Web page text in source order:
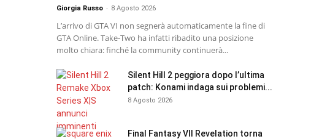
Giorgia Russo - 8 Agosto 2026
L’arrivo di GTA VI non segnerà automaticamente la fine di
GTA Online. Take-Two ha infatti ribadito una posizione
molto chiara: finché la community continuerà...
Silent Hill 2 peggiora dopo l’ultima
patch: Konami indaga sui problemi...
8 Agosto 2026
Final Fantasy VII Revelation torna